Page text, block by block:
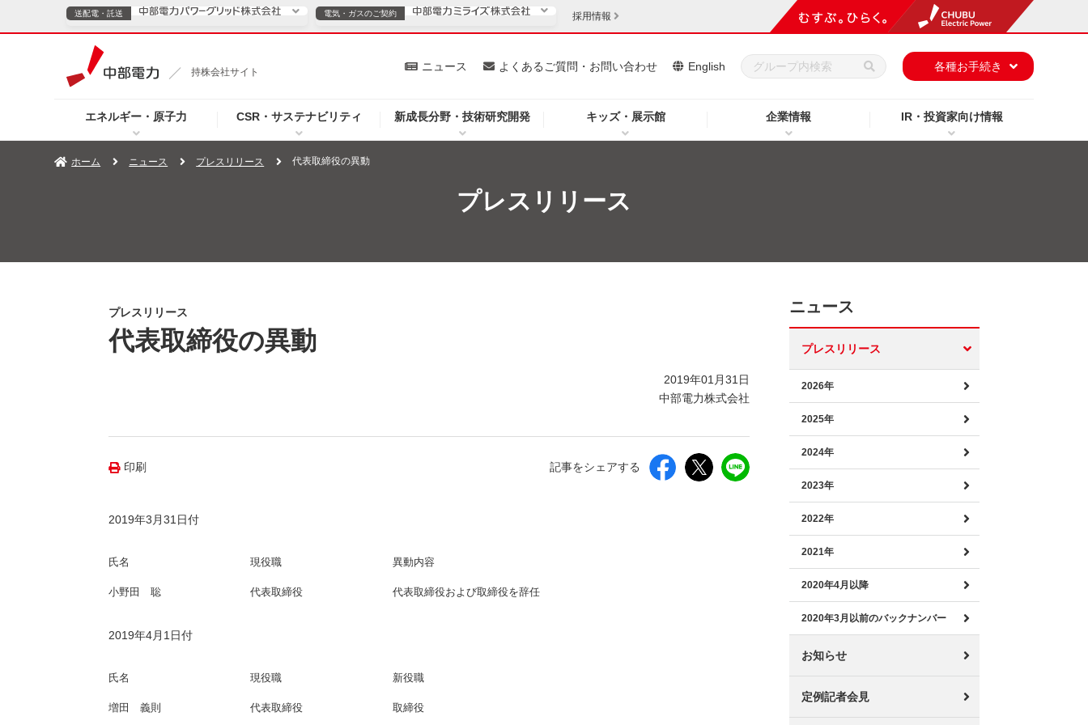
持株会社サイト
エネルギー・原子力 CSR・サステナビリティ 新成長分野・技術研究開発 キッズ・展示館 企業情報 IR・投資家向け情報
ニュース よくあるご質問・お問い合わせ English 各種お手続き
送配電・託送
TOPページへ ご案内 安定供給
企業情報
電気・ガスのご契約
電気・ガスのご契約
TOPページへ 個人のお客さま 法人のお客さま
採用情報
ホーム ニュース プレスリリース 代表取締役の異動
プレスリリース
プレスリリース
代表取締役の異動
2019年01月31日
中部電力株式会社
印刷 記事をシェアする
2019年3月31日付
氏名 現役職 異動内容
小野田 聡 代表取締役 代表取締役および取締役を辞任
2019年4月1日付
氏名 現役職 新役職
増田 義則 代表取締役 取締役
ニュース
プレスリリース
2026年
2025年
2024年
2023年
2022年
2021年
2020年4月以降
2020年3月以前のバックナンバー
お知らせ
定例記者会見